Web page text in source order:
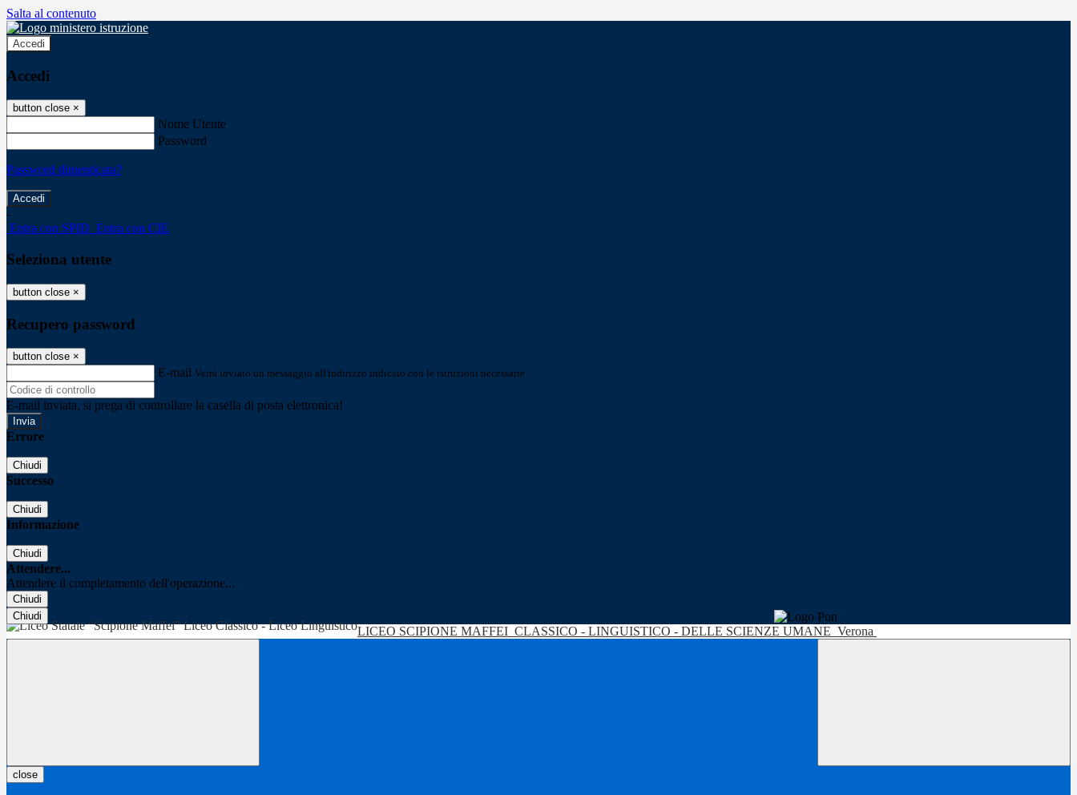
Salta al contenuto
Accedi
Accedi
button close ×
Nome Utente
Password
Password dimenticata?
-
Entra con SPID Entra con CIE
Seleziona utente
button close ×
Recupero password
button close ×
E-mail Verrà inviato un messaggio all'indirizzo indicato con le istruzioni necessarie.
E-mail inviata, si prega di controllare la casella di posta elettronica!
Errore
Chiudi
Successo
Chiudi
Informazione
Chiudi
Attendere...
Attendere il completamento dell'operazione...
Chiudi
Chiudi
LICEO SCIPIONE MAFFEI CLASSICO - LINGUISTICO - DELLE SCIENZE UMANE Verona
close